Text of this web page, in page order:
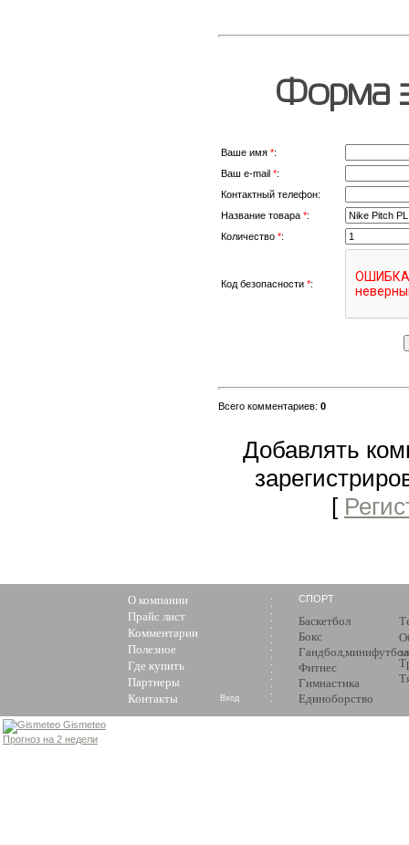
Форма
Ваше имя *:
Ваш e-mail *:
Контактный телефон:
Название товара *:
Количество *:
Код безопасности *:
Всего комментариев: 0
Добавлять
[
О компании
Прайс лист
Комментарии
Полезное
Где купить
Партнеры
Контакты
СПОРТ
Баскетбол
Бокс
Гандбол,минифутбол
Фитнес
Гимнастика
Единоборство
Вход
Gismeteo
Прогноз на 2 недели